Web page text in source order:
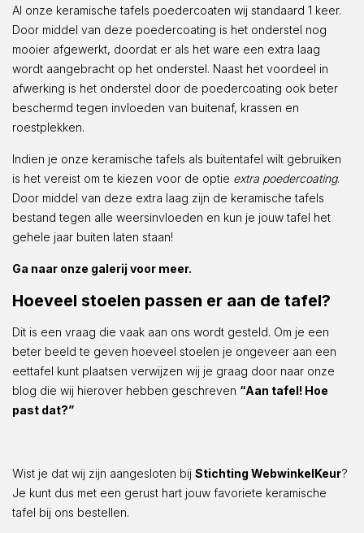
Al onze keramische tafels poedercoaten wij standaard 1 keer.
Door middel van deze poedercoating is het onderstel nog
mooier afgewerkt, doordat er als het ware een extra laag
wordt aangebracht op het onderstel. Naast het voordeel in
afwerking is het onderstel door de poedercoating ook beter
beschermd tegen invloeden van buitenaf, krassen en
roestplekken.
Indien je onze keramische tafels als buitentafel wilt gebruiken
is het vereist om te kiezen voor de optie extra poedercoating.
Door middel van deze extra laag zijn de keramische tafels
bestand tegen alle weersinvloeden en kun je jouw tafel het
gehele jaar buiten laten staan!
Ga naar onze galerij voor meer.
Hoeveel stoelen passen er aan de tafel?
Dit is een vraag die vaak aan ons wordt gesteld. Om je een
beter beeld te geven hoeveel stoelen je ongeveer aan een
eettafel kunt plaatsen verwijzen wij je graag door naar onze
blog die wij hierover hebben geschreven “Aan tafel! Hoe
past dat?”
Wist je dat wij zijn aangesloten bij Stichting WebwinkelKeur?
Je kunt dus met een gerust hart jouw favoriete keramische
tafel bij ons bestellen.